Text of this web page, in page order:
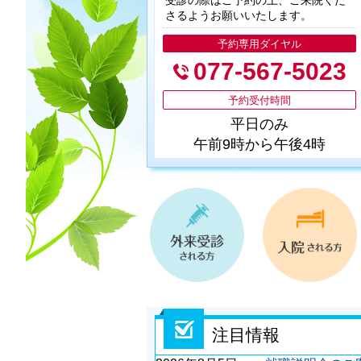
さるようお願いいたします。
予約専用ダイヤル
077-567-5023
予約受付時間
平日のみ
午前9時から午後4時
精
神
注目情報